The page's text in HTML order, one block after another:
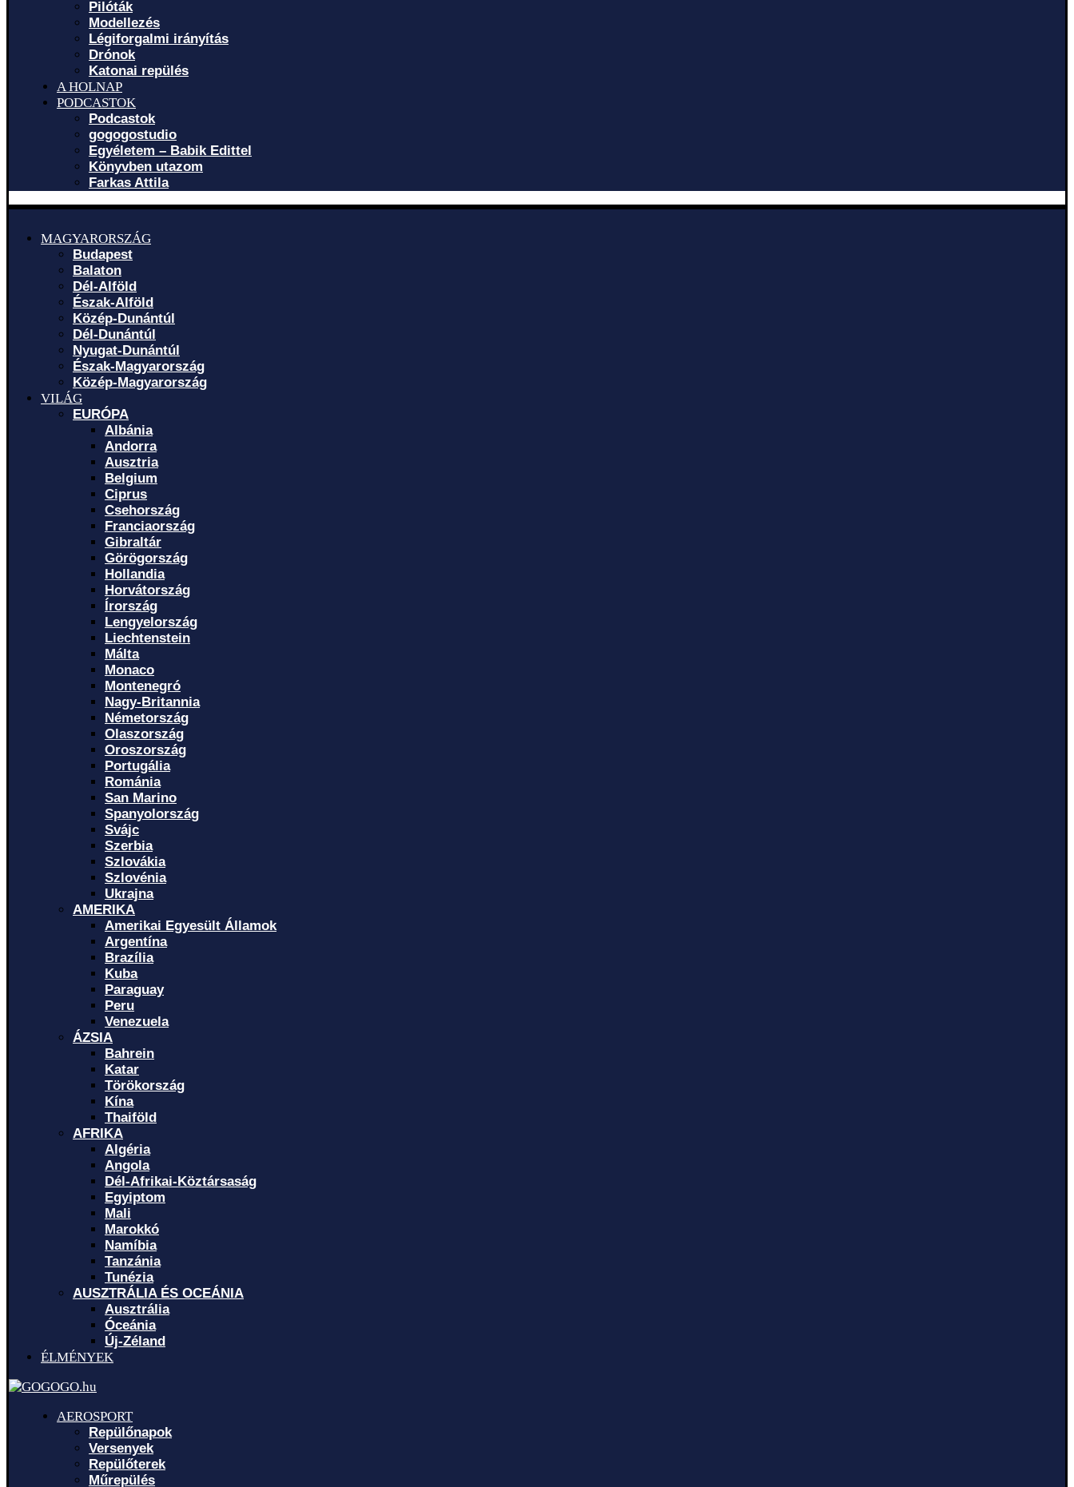
Pilóták
Modellezés
Légiforgalmi irányítás
Drónok
Katonai repülés
A HOLNAP
PODCASTOK
Podcastok
gogogostudio
Egyéletem – Babik Edittel
Könyvben utazom
Farkas Attila
MAGYARORSZÁG
Budapest
Balaton
Dél-Alföld
Észak-Alföld
Közép-Dunántúl
Dél-Dunántúl
Nyugat-Dunántúl
Észak-Magyarország
Közép-Magyarország
VILÁG
EURÓPA
Albánia
Andorra
Ausztria
Belgium
Ciprus
Csehország
Franciaország
Gibraltár
Görögország
Hollandia
Horvátország
Írország
Lengyelország
Liechtenstein
Málta
Monaco
Montenegró
Nagy-Britannia
Németország
Olaszország
Oroszország
Portugália
Románia
San Marino
Spanyolország
Svájc
Szerbia
Szlovákia
Szlovénia
Ukrajna
AMERIKA
Amerikai Egyesült Államok
Argentína
Brazília
Kuba
Paraguay
Peru
Venezuela
ÁZSIA
Bahrein
Katar
Törökország
Kína
Thaiföld
AFRIKA
Algéria
Angola
Dél-Afrikai-Köztársaság
Egyiptom
Mali
Marokkó
Namíbia
Tanzánia
Tunézia
AUSZTRÁLIA ÉS OCEÁNIA
Ausztrália
Óceánia
Új-Zéland
ÉLMÉNYEK
AEROSPORT
Repülőnapok
Versenyek
Repülőterek
Műrepülés